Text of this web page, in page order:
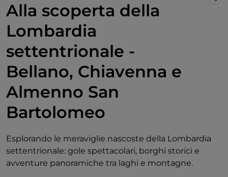
Alla scoperta della
Lombardia
settentrionale -
Bellano, Chiavenna e
Almenno San
Bartolomeo
Esplorando le meraviglie nascoste della Lombardia
settentrionale: gole spettacolari, borghi storici e
avventure panoramiche tra laghi e montagne.